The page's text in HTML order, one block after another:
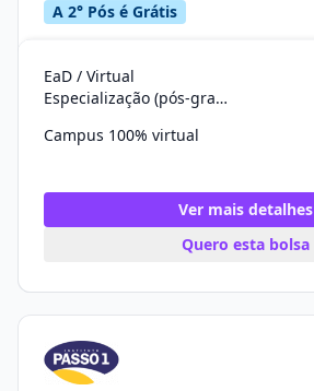
A 2° Pós é Grátis
EaD / Virtual
Especialização (pós-graduação)
Campus 100% virtual
Ver mais detalhes
Quero esta bolsa